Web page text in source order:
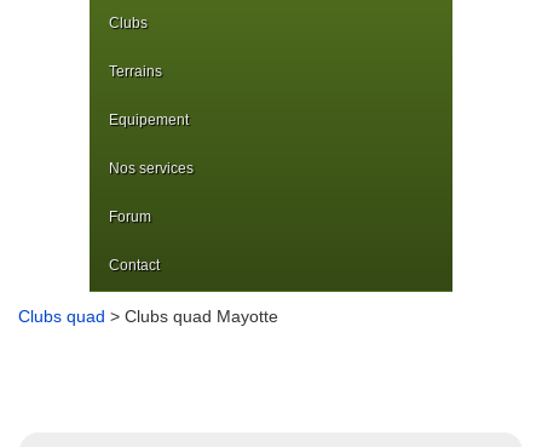
Clubs
Terrains
Equipement
Nos services
Forum
Contact
Clubs quad > Clubs quad Mayotte